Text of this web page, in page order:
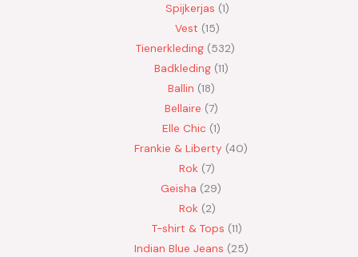
Spijkerjas 1
Vest 15
Tienerkleding 532
Badkleding 11
Ballin 18
Bellaire 7
Elle Chic 1
Frankie & Liberty 40
Rok 7
Geisha
29
Rok 2
T-shirt & Tops 11
Indian Blue Jeans 25